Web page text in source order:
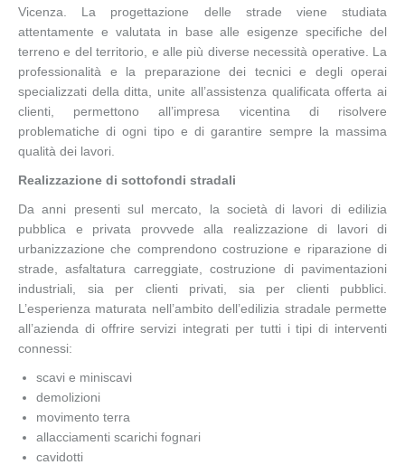
Vicenza. La progettazione delle strade viene studiata
attentamente e valutata in base alle esigenze specifiche del
terreno e del territorio, e alle più diverse necessità operative. La
professionalità e la preparazione dei tecnici e degli operai
specializzati della ditta, unite all’assistenza qualificata offerta ai
clienti, permettono all’impresa vicentina di risolvere
problematiche di ogni tipo e di garantire sempre la massima
qualità dei lavori.
Realizzazione di sottofondi stradali
Da anni presenti sul mercato, la società di lavori di edilizia
pubblica e privata provvede alla realizzazione di lavori di
urbanizzazione che comprendono costruzione e riparazione di
strade, asfaltatura carreggiate, costruzione di pavimentazioni
industriali, sia per clienti privati, sia per clienti pubblici.
L’esperienza maturata nell’ambito dell’edilizia stradale permette
all’azienda di offrire servizi integrati per tutti i tipi di interventi
connessi:
scavi e miniscavi
demolizioni
movimento terra
allacciamenti scarichi fognari
cavidotti